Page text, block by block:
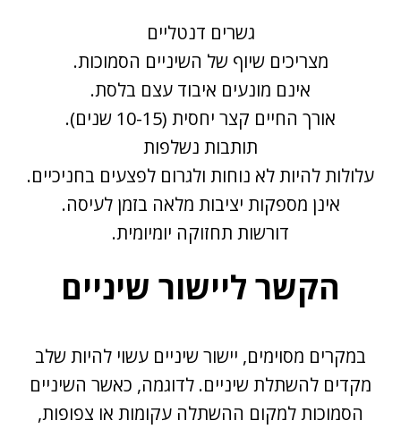
גשרים דנטליים
מצריכים שיוף של השיניים הסמוכות.
אינם מונעים איבוד עצם בלסת.
אורך החיים קצר יחסית (10-15 שנים).
תותבות נשלפות
עלולות להיות לא נוחות ולגרום לפצעים בחניכיים.
אינן מספקות יציבות מלאה בזמן לעיסה.
דורשות תחזוקה יומיומית.
הקשר ליישור שיניים
במקרים מסוימים, יישור שיניים עשוי להיות שלב
מקדים להשתלת שיניים. לדוגמה, כאשר השיניים
הסמוכות למקום ההשתלה עקומות או צפופות,